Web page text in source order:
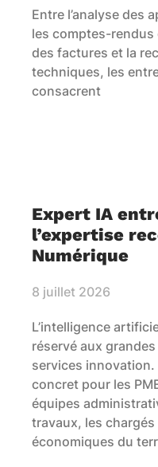
Entre l’analyse des
les comptes-
des factures et la
techniques, les
consacrent
Expert IA
l’expertise
Numérique
8 juillet 2026
L’intelligence
réservé aux
services
concret pour les
équipes
travaux, les chargés
économiques du